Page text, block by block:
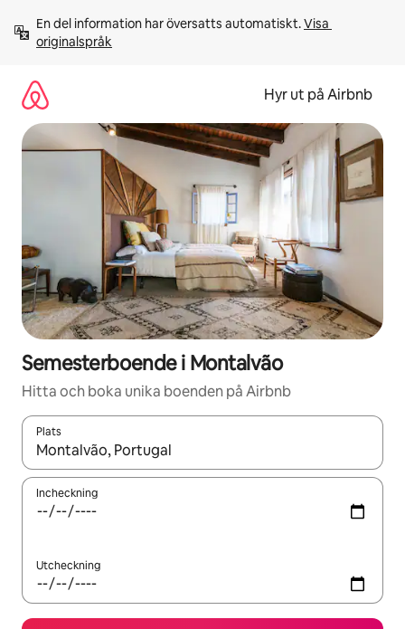
innehåll
En del information har översatts automatiskt. Visa
originalspråk
Hyr ut på Airbnb
Semesterboende i Montalvão
Hitta och boka unika boenden på Airbnb
Plats
När resultaten är tillgängliga kan du navigera med upp- och
Incheckning
Utcheckning